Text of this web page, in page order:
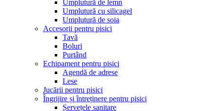
Umplutură de lemn
Umplutură cu silicagel
Umplutură de soia
Accesorii pentru pisici
Tavă
Boluri
Purtând
Echipament pentru pisici
Agendă de adrese
Lese
Jucării pentru pisici
Îngrijire și întreținere pentru pisici
Șervețele sanitare